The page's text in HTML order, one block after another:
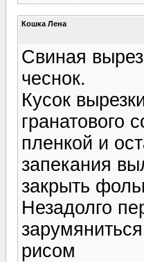
Кошка Лена
Свиная
чеснок.
Кусок
гранатового
пленкой и
запекания
закрыть
Незадолго
рисом